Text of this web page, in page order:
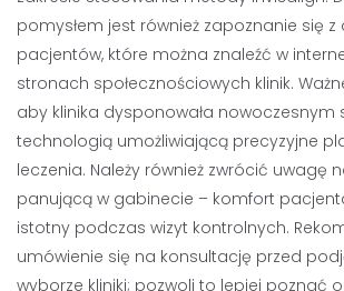
pomysłem jest również zapoznanie się
pacjentów, które można znaleźć w
stronach społecznościowych klinik.
aby klinika dysponowała nowoczesnym
technologią umożliwiającą precyzyjne
leczenia. Należy również zwrócić uwagę
panującą w gabinecie – komfort
istotny podczas wizyt kontrolnych.
umówienie się na konsultację przed
wyborze kliniki; pozwoli to lepiej poznać